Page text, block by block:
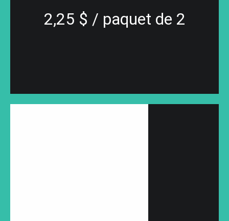
2,25 $ / paquet de 2